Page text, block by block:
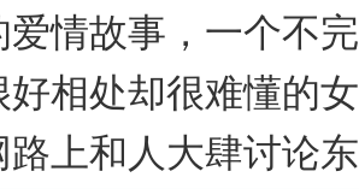
爱情故事，一个不
好相处却很难懂的
路上和人大肆讨论